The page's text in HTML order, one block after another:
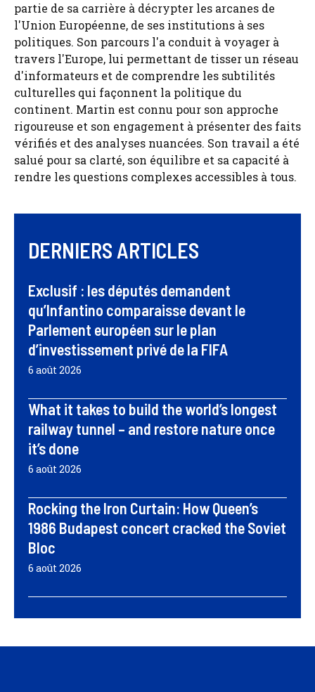
partie de sa carrière à décrypter les arcanes de
l'Union Européenne, de ses institutions à ses
politiques. Son parcours l'a conduit à voyager à
travers l'Europe, lui permettant de tisser un réseau
d'informateurs et de comprendre les subtilités
culturelles qui façonnent la politique du
continent. Martin est connu pour son approche
rigoureuse et son engagement à présenter des faits
vérifiés et des analyses nuancées. Son travail a été
salué pour sa clarté, son équilibre et sa capacité à
rendre les questions complexes accessibles à tous.
DERNIERS ARTICLES
Exclusif : les députés demandent
qu’Infantino comparaisse devant le
Parlement européen sur le plan
d’investissement privé de la FIFA
6 août 2026
What it takes to build the world’s longest
railway tunnel – and restore nature once
it’s done
6 août 2026
Rocking the Iron Curtain: How Queen’s
1986 Budapest concert cracked the Soviet
Bloc
6 août 2026